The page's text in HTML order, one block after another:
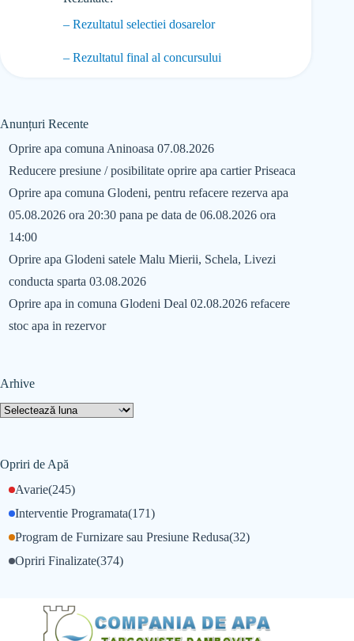
– Rezultatul selectiei dosarelor
– Rezultatul final al concursului
Anunțuri Recente
Oprire apa comuna Aninoasa 07.08.2026
Reducere presiune / posibilitate oprire apa cartier Priseaca
Oprire apa comuna Glodeni, pentru refacere rezerva apa
05.08.2026 ora 20:30 pana pe data de 06.08.2026 ora
14:00
Oprire apa Glodeni satele Malu Mierii, Schela, Livezi
conducta sparta 03.08.2026
Oprire apa in comuna Glodeni Deal 02.08.2026 refacere
stoc apa in rezervor
Arhive
Opriri de Apă
Avarie(245)
Interventie Programata(171)
Opriri Finalizate(374)
Program de Furnizare sau Presiune Redusa(32)